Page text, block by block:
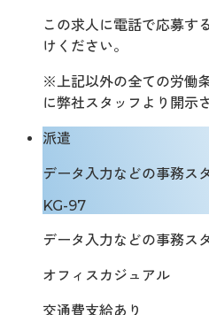
この求人に電話で応募す
けください。
※上記以外の全ての労働
に弊社スタッフより開示
派遣
データ入力などの事務ス
KG-97
データ入力などの事務ス
オフィスカジュアル
交通費支給あり